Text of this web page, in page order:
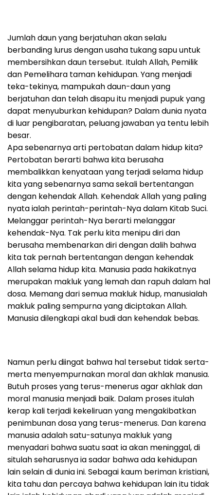
Jumlah daun yang berjatuhan akan selalu
berbanding lurus dengan usaha tukang sapu untuk
membersihkan daun tersebut. Itulah Allah, Pemilik
dan Pemelihara taman kehidupan. Yang menjadi
teka-tekinya, mampukah daun-daun yang
berjatuhan dan telah disapu itu menjadi pupuk yang
dapat menyuburkan kehidupan? Dalam dunia nyata
di luar pengibaratan, peluang jawaban ya tentu lebih
besar.
Apa sebenarnya arti pertobatan dalam hidup kita?
Pertobatan berarti bahwa kita berusaha
membalikkan kenyataan yang terjadi selama hidup
kita yang sebenarnya sama sekali bertentangan
dengan kehendak Allah. Kehendak Allah yang paling
nyata ialah perintah-perintah-Nya dalam Kitab Suci.
Melanggar perintah-Nya berarti melanggar
kehendak-Nya. Tak perlu kita menipu diri dan
berusaha membenarkan diri dengan dalih bahwa
kita tak pernah bertentangan dengan kehendak
Allah selama hidup kita. Manusia pada hakikatnya
merupakan makluk yang lemah dan rapuh dalam hal
dosa. Memang dari semua makluk hidup, manusialah
makluk paling sempurna yang diciptakan Allah.
Manusia dilengkapi akal budi dan kehendak bebas.
Namun perlu diingat bahwa hal tersebut tidak serta-
merta menyempurnakan moral dan akhlak manusia.
Butuh proses yang terus-menerus agar akhlak dan
moral manusia menjadi baik. Dalam proses itulah
kerap kali terjadi kekeliruan yang mengakibatkan
penimbunan dosa yang terus-menerus. Dan karena
manusia adalah satu-satunya makluk yang
menyadari bahwa suatu saat ia akan meninggal, di
situlah seharusnya ia sadar bahwa ada kehidupan
lain selain di dunia ini. Sebagai kaum beriman kristiani,
kita tahu dan percaya bahwa kehidupan lain itu tidak